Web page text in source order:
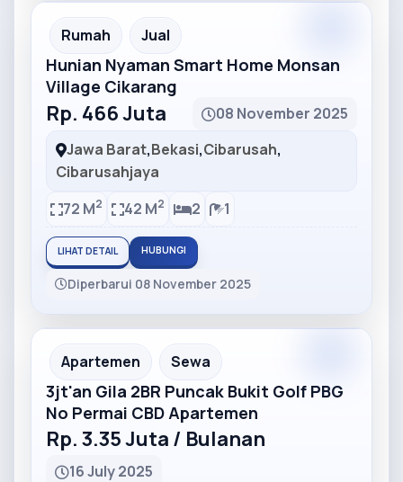
Partner Ad
Rumah Jual
Hunian Nyaman Smart Home Monsan
Village Cikarang
Rp. 466 Juta
08 November 2025
Jawa Barat,Bekasi,Cibarusah,
Cibarusahjaya
72 M2 42 M2 2 1
LIHAT DETAIL HUBUNGI
Diperbarui 08 November 2025
Partner Ad
Apartemen Sewa
3jt'an Gila 2BR Puncak Bukit Golf PBG
No Permai CBD Apartemen
Rp. 3.35 Juta / Bulanan
16 July 2025